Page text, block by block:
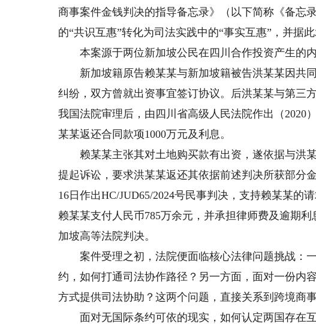
商事案件金钱判决的指导备忘录》（以下简称《备忘
的“共识互惠”转化为司法实践中的“事实互惠”，并据
本案源于两位新加坡公民在四川合作投资产生的内
新加坡籍原告赖某某与新加坡籍被告洪某某因共
纠纷，双方曾就出资事宜签订协议。后洪某某与第三
我国法院审理后，由四川省高级人民法院作出（2020
某某返还合同款项1000万元及利息。
赖某某主张其对土地购买款有出资，遂依据与洪
提起诉讼，要求洪某某返还其依据前述判决所获部分
16日作出HC/JUD65/2024号民事判决，支持赖某某的
赖某某支付人民币785万余元，并承担律师费及逾期
加坡高等法院判决。
案件受理之初，法院便面临核心法律问题挑战：
约，如何打通司法协作路径？另一方面，面对一份内
方式提供司法协助？这两个问题，直接关系到跨境商
面对无国际条约可依的现实，如何认定两国存在互